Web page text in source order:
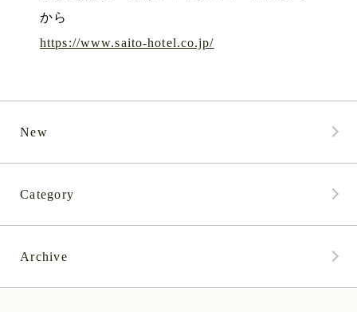
から
https://www.saito-hotel.co.jp/
New
Category
Archive